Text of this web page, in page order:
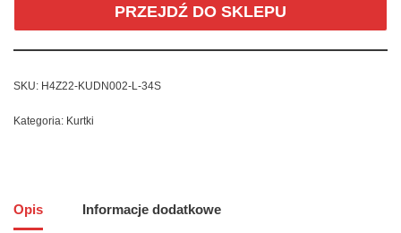
PRZEJDŹ DO SKLEPU
SKU: H4Z22-KUDN002-L-34S
Kategoria: Kurtki
Opis Informacje dodatkowe